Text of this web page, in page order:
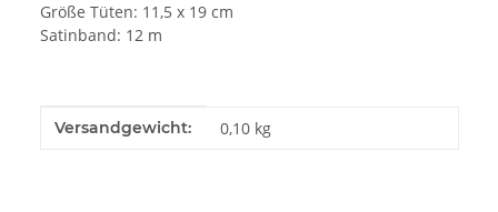
Größe Tüten: 11,5 x 19 cm
Satinband: 12 m
Produkteigenschaft
Wert
Versandgewicht: 0,10 kg